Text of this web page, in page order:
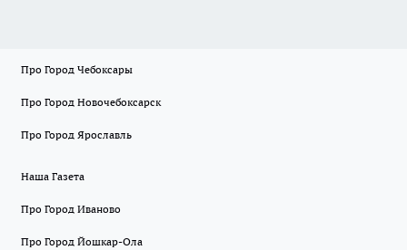
Про Город Чебоксары
Про Город Новочебоксарск
Про Город Ярославль
Наша Газета
Про Город Иваново
Про Город Йошкар-Ола